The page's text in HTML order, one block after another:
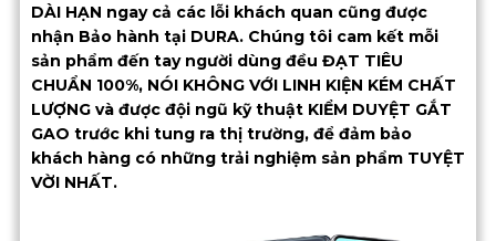
DÀI HẠN ngay cả các lỗi khách quan cũng được
nhận Bảo hành tại DURA. Chúng tôi cam kết mỗi
sản phẩm đến tay người dùng đều ĐẠT TIÊU
CHUẨN 100%, NÓI KHÔNG VỚI LINH KIỆN KÉM CHẤT
LƯỢNG và được đội ngũ kỹ thuật KIỂM DUYỆT GẮT
GAO trước khi tung ra thị trường, để đảm bảo
khách hàng có những trải nghiệm sản phẩm TUYỆT
VỜI NHẤT.